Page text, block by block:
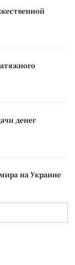
денег
на Украине